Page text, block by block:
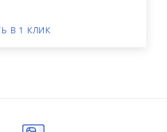
В 1 КЛИК